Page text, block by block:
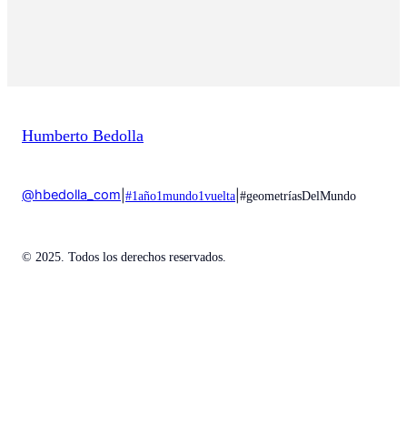
Humberto Bedolla
@hbedolla_com #1año1mundo1vuelta #geometríasDelMundo
© 2025. Todos los derechos reservados.